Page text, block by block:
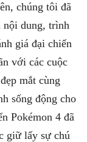
chúng tôi đã
nội dung, trình
giá đại chiến
với các cuộc
mắt cùng
sống động cho
Pokémon 4 đã
giữ lấy sự chú